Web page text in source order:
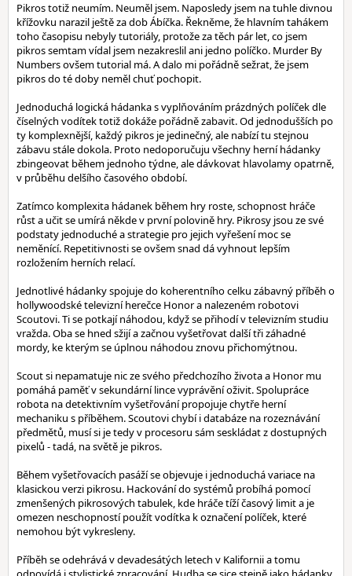
Pikros totiž neumím. Neuměl jsem. Naposledy jsem na tuhle divnou
křížovku narazil ještě za dob Ábíčka. Řekněme, že hlavním tahákem
toho časopisu nebyly tutoriály, protože za těch pár let, co jsem
pikros semtam vídal jsem nezakreslil ani jedno políčko. Murder By
Numbers ovšem tutorial má. A dalo mi pořádně sežrat, že jsem
pikros do té doby neměl chuť pochopit.
Jednoduchá logická hádanka s vyplňováním prázdných políček dle
číselných vodítek totiž dokáže pořádně zabavit. Od jednodušších po
ty komplexnější, každý pikros je jedinečný, ale nabízí tu stejnou
zábavu stále dokola. Proto nedoporučuju všechny herní hádanky
zbingeovat během jednoho týdne, ale dávkovat hlavolamy opatrně,
v průběhu delšího časového období.
Zatímco komplexita hádanek během hry roste, schopnost hráče
růst a učit se umírá někde v první polovině hry. Pikrosy jsou ze své
podstaty jednoduché a strategie pro jejich vyřešení moc se
neměnící. Repetitivnosti se ovšem snad dá vyhnout lepším
rozložením herních relací.
Jednotlivé hádanky spojuje do koherentního celku zábavný příběh o
hollywoodské televizní herečce Honor a nalezeném robotovi
Scoutovi. Ti se potkají náhodou, když se přihodí v televizním studiu
vražda. Oba se hned sžijí a začnou vyšetřovat další tři záhadné
mordy, ke kterým se úplnou náhodou znovu přichomýtnou.
Scout si nepamatuje nic ze svého předchozího života a Honor mu
pomáhá paměť v sekundární lince vyprávění oživit. Spolupráce
robota na detektivním vyšetřování propojuje chytře herní
mechaniku s příběhem. Scoutovi chybí i databáze na rozeznávání
předmětů, musí si je tedy v procesoru sám seskládat z dostupných
pixelů - tadá, na světě je pikros.
Během vyšetřovacích pasáží se objevuje i jednoduchá variace na
klasickou verzi pikrosu. Hackování do systémů probíhá pomocí
zmenšených pikrosových tabulek, kde hráče tíží časový limit a je
omezen neschopností použít vodítka k označení políček, které
nemohou být vykresleny.
Příběh se odehrává v devadesátých letech v Kalifornii a tomu